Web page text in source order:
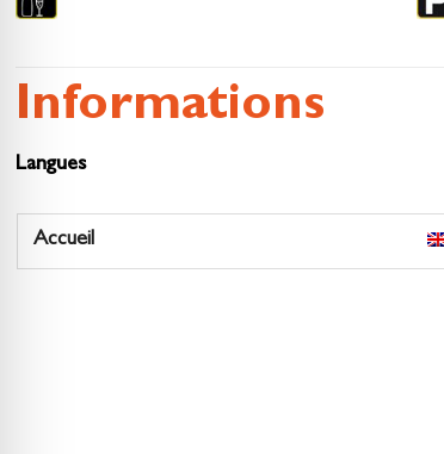
Informations
Langues
Accueil